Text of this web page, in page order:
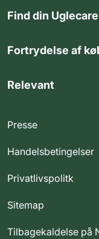
Find din
Fortrydelse af
Relevant
Presse
Handelsbetingelser
Privatlivspolitk
Sitemap
Tilbagekaldelse på